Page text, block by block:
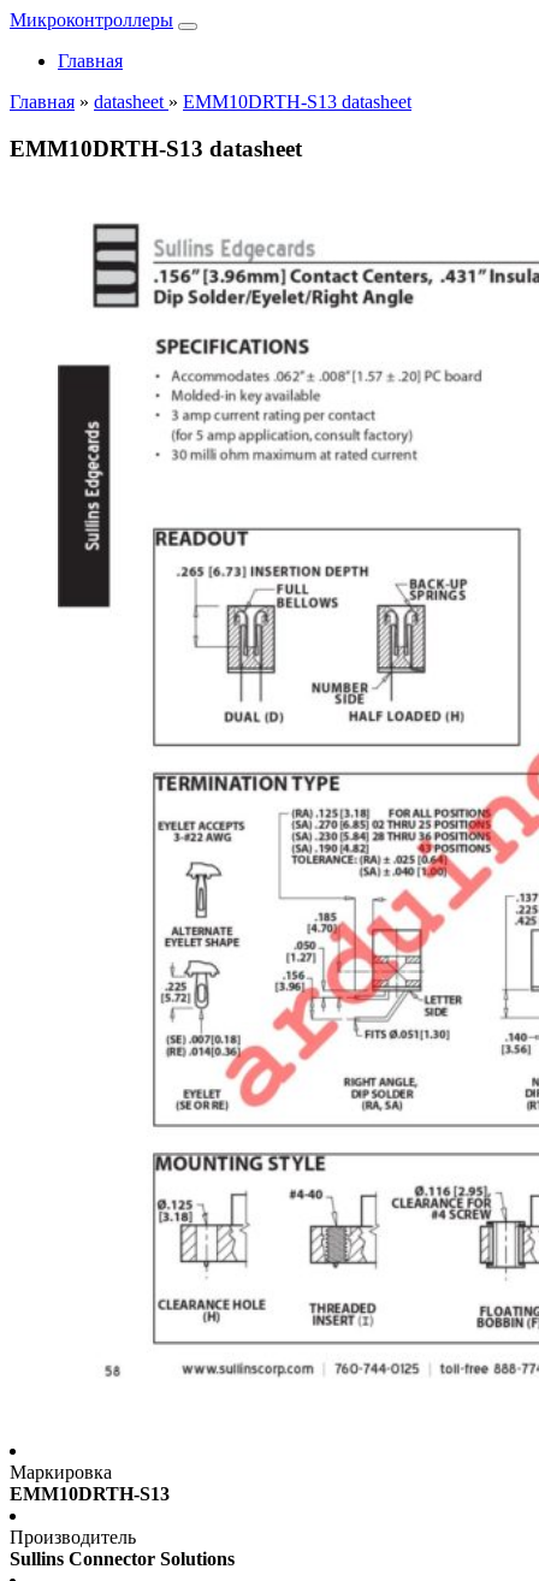
Микроконтроллеры
Главная
Главная » datasheet » EMM10DRTH-S13 datasheet
EMM10DRTH-S13 datasheet
Маркировка
EMM10DRTH-S13
Производитель
Sullins Connector Solutions